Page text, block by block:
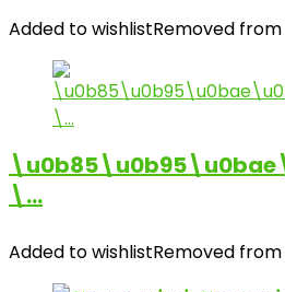
Added to wishlistRemoved from
\…
Added to wishlistRemoved from